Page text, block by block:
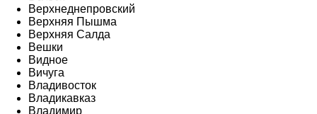
Верхнеднепровский
Верхняя Пышма
Верхняя Салда
Вешки
Видное
Вичуга
Владивосток
Владикавказ
Владимир